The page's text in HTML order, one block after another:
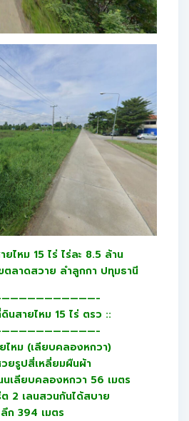
ไหม 15 ไร่ ไร่ละ 8.5 ล้าน
ตลาดสวาย ลำลูกกา ปทุมธานี
นสายไหม 15 ไร่ ตรว ::
ไหม (เลียบคลองหกวา)
ยรูปสี่เหลี่ยมผืนผ้า
นเลียบคลองหกวา 56 เมตร
2 เลนสวนกันได้สบาย
ลึก 394 เมตร